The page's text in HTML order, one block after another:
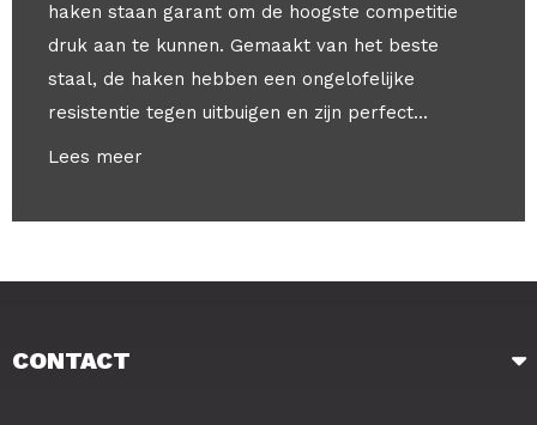
haken staan garant om de hoogste competitie
druk aan te kunnen. Gemaakt van het beste
staal, de haken hebben een ongelofelijke
resistentie tegen uitbuigen en zijn perfect...
Lees meer
CONTACT